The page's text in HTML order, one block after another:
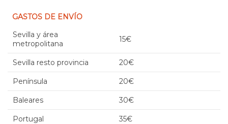
GASTOS DE ENVÍO
Sevilla y área
metropolitana
15€
Sevilla resto provincia 20€
Península 20€
Baleares 30€
Portugal 35€